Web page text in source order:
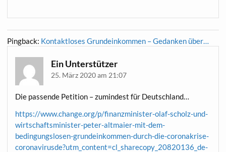
Pingback: Kontaktloses Grundeinkommen – Gedanken über…
Ein Unterstützer
25. März 2020 am 21:07
Die passende Petition – zumindest für Deutschland…
https://www.change.org/p/finanzminister-olaf-scholz-und-
wirtschaftsminister-peter-altmaier-mit-dem-
bedingungslosen-grundeinkommen-durch-die-coronakrise-
coronavirusde?utm_content=cl_sharecopy_20820136_de-